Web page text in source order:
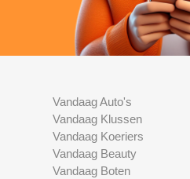
Vandaag Auto's
Vandaag Klussen
Vandaag Koeriers
Vandaag Beauty
Vandaag Boten